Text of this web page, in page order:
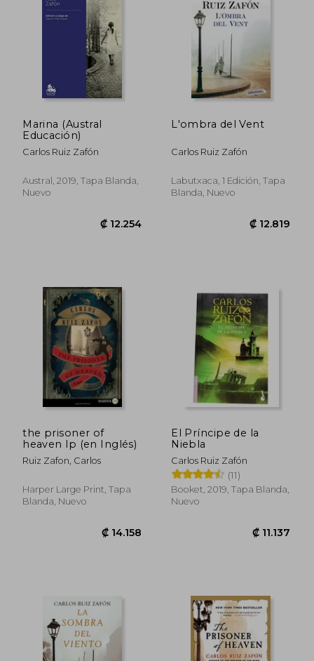
Marina (Austral
Educación)
Carlos Ruiz Zafón
Austral, 2019, Tapa Blanda,
Nuevo
L'ombra del Vent
Carlos Ruiz Zafón
Labutxaca, 1 Edición, Tapa
Blanda, Nuevo
the prisoner of
heaven lp (en Inglés)
Ruiz Zafon, Carlos
Harper Large Print, Tapa
Blanda, Nuevo
El Príncipe de la
Niebla
Carlos Ruiz Zafón
(11)
Booket, 2019, Tapa Blanda,
Nuevo